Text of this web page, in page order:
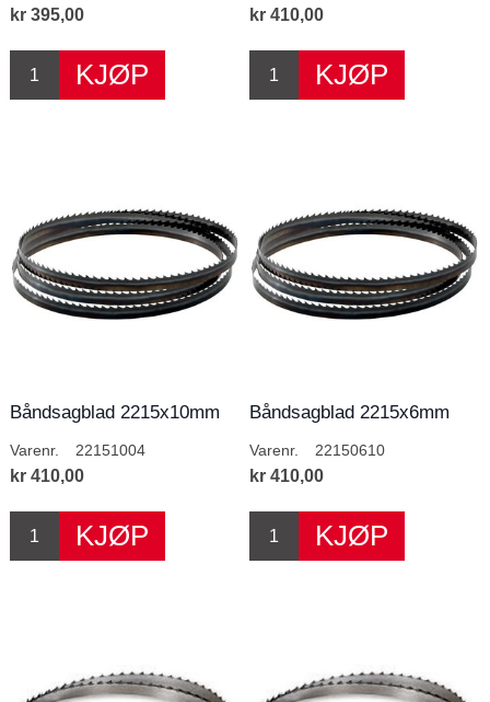
kr 395,00 kr 410,00
Båndsagblad 2215x10mm
Varenr. 22151004
kr 410,00
Båndsagblad 2215x6mm
Varenr. 22150610
kr 410,00